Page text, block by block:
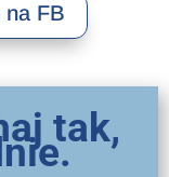
na FB
tak,